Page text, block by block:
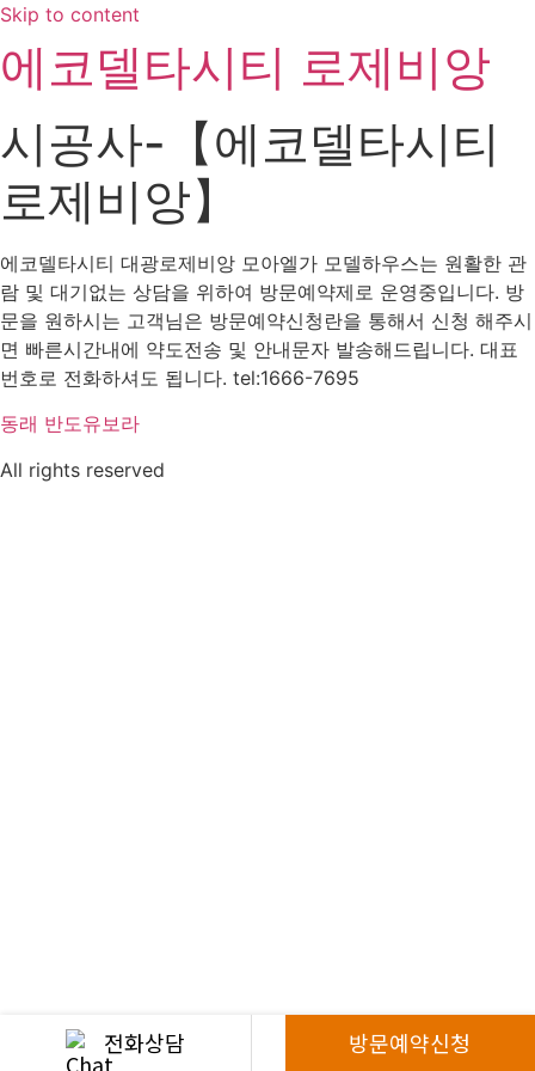
Skip to content
에코델타시티 로제비앙
시공사-【에코델타시티
로제비앙】
에코델타시티 대광로제비앙 모아엘가 모델하우스는 원활한 관
람 및 대기없는 상담을 위하여 방문예약제로 운영중입니다. 방
문을 원하시는 고객님은 방문예약신청란을 통해서 신청 해주시
면 빠른시간내에 약도전송 및 안내문자 발송해드립니다. 대표
번호로 전화하셔도 됩니다. tel:1666-7695
동래 반도유보라
All rights reserved
전화상담 방문예약신청